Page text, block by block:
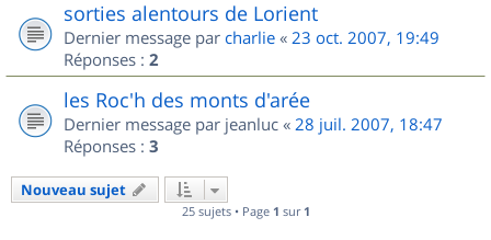
sorties alentours de Lorient
Dernier message par charlie « 23 oct. 2007, 19:49
Réponses : 2
les Roc'h des monts d'arée
Dernier message par jeanluc « 28 juil. 2007, 18:47
Réponses : 3
Nouveau sujet
25 sujets • Page 1 sur 1